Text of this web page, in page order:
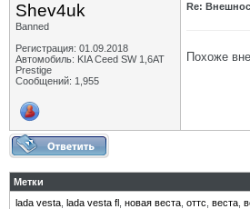
Shev4uk
Banned
Регистрация: 01.09.2018
Автомобиль: KIA Ceed SW 1,6AT
Prestige
Сообщений: 1,955
Re:
Похоже
Метки
lada vesta lada vesta fl новая веста оттс веста